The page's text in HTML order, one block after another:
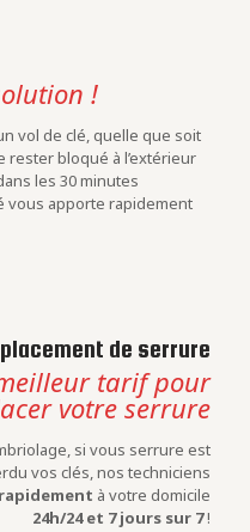
!
vol de clé, quelle que soit
rester bloqué à l’extérieur
les 30 minutes
vous apporte rapidement
de serrure
tarif pour
votre serrure
si vous serrure est
vos clés, nos techniciens
à votre domicile
24h/24 et 7 jours sur 7!